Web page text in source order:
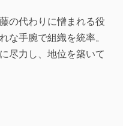
の代わりに憎まれる役
な手腕で組織を統率。
尽力し、地位を築いて